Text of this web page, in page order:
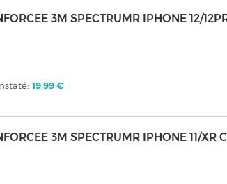
3M SPECTRUMR IPHONE 12/
19,99 €
3M SPECTRUMR IPHONE 11/XR